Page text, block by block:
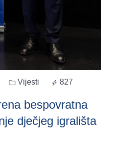
Vijesti 827
bespovratna
dječjeg igrališta